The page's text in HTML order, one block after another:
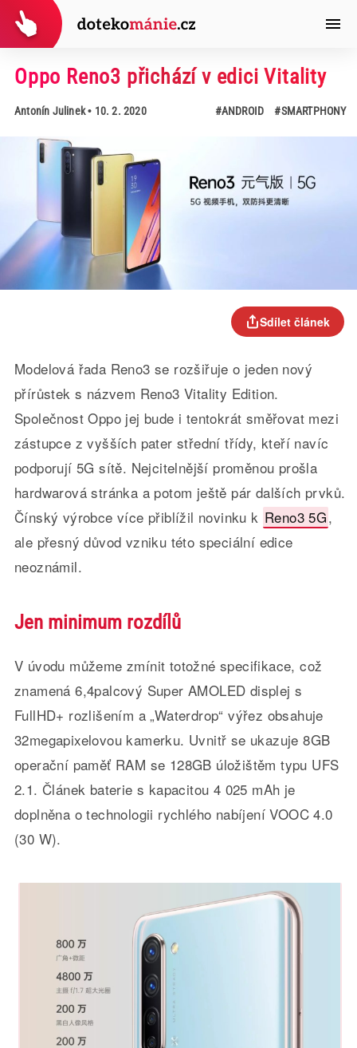
Oppo Reno3 přichází v edici Vitality
Antonín Julinek• 10. 2. 2020 #ANDROID #SMARTPHONY
Sdílet článek
Modelová řada Reno3 se rozšiřuje o jeden nový
přírůstek s názvem Reno3 Vitality Edition.
Společnost Oppo jej bude i tentokrát směřovat mezi
zástupce z vyšších pater střední třídy, kteří navíc
podporují 5G sítě. Nejcitelnější proměnou prošla
hardwarová stránka a potom ještě pár dalších prvků.
Čínský výrobce více přiblížil novinku k Reno3 5G,
ale přesný důvod vzniku této speciální edice
neoznámil.
Jen minimum rozdílů
V úvodu můžeme zmínit totožné specifikace, což
znamená 6,4palcový Super AMOLED displej s
FullHD+ rozlišením a „Waterdrop“ výřez obsahuje
32megapixelovou kamerku. Uvnitř se ukazuje 8GB
operační paměť RAM se 128GB úložištěm typu UFS
2.1. Článek baterie s kapacitou 4 025 mAh je
doplněna o technologii rychlého nabíjení VOOC 4.0
(30 W).